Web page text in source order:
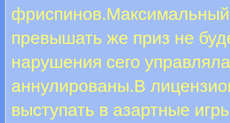
фриспинов.Максимальный
превышать же приз не
нарушения сего
аннулированы.В
выступать в азартные